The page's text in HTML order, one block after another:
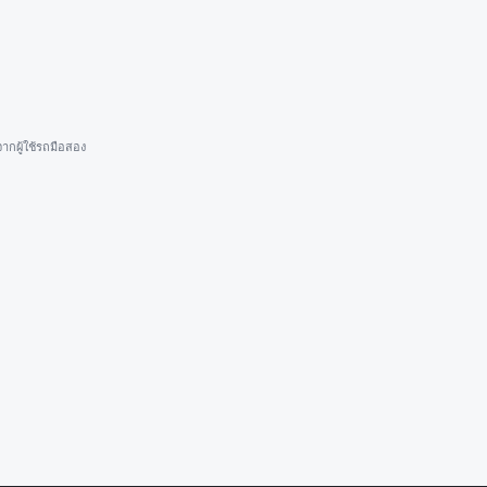
กผู้ใช้รถมือสอง